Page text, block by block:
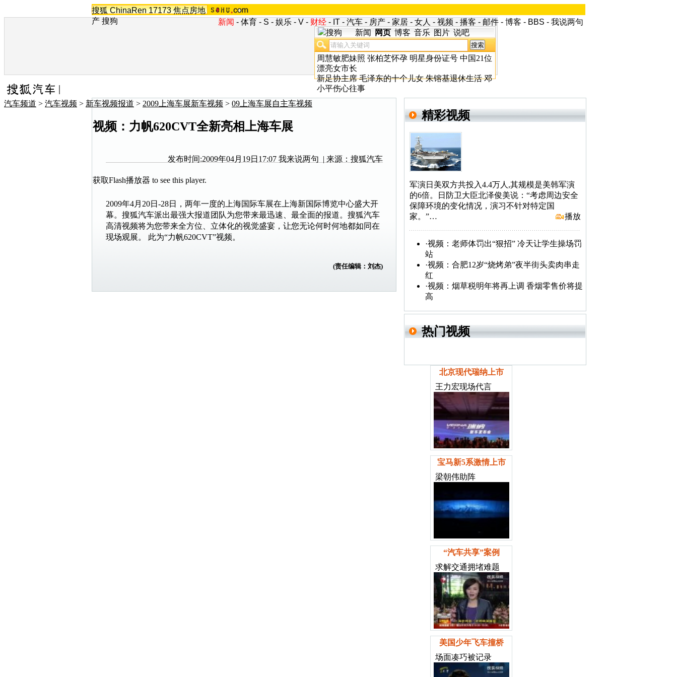
搜狐 ChinaRen 17173 焦点房地
产 搜狗 新闻 - 体育 - S - 娱乐 - V - 财经 - IT - 汽车 - 房产 - 家居 - 女人 - 视频 - 播客 - 邮件 - 博客 - BBS - 我说两句
新闻
网页 博客 音乐 图片 说吧
周慧敏肥妹照 张柏芝怀孕 明星身份证号 中国21位
漂亮女市长
新足协主席 毛泽东的十个儿女 朱镕基退休生活 邓
小平伤心往事
汽车频道 > 汽车视频 > 新车视频报道 > 2009上海车展新车视频 > 09上海车展自主车视频
视频：力帆620CVT全新亮相上海车展
发布时间:2009年04月19日17:07 我来说两句 | 来源：搜狐汽车
获取Flash播放器 to see this player.
2009年4月20日-28日，两年一度的上海国际车展在上海新国际博览中心盛大开
幕。搜狐汽车派出最强大报道团队为您带来最迅速、最全面的报道。搜狐汽车
高清视频将为您带来全方位、立体化的视觉盛宴，让您无论何时何地都如同在
现场观展。 此为“力帆620CVT”视频。
(责任编辑：刘杰)
精彩视频
军演日美双方共投入4.4万人,其规模是美韩军演
的6倍。日防卫大臣北泽俊美说：“考虑周边安全
保障环境的变化情况，演习不针对特定国
家。”…
播放
·视频：老师体罚出“狠招” 冷天让学生操场罚
站
·视频：合肥12岁“烧烤弟”夜半街头卖肉串走
红
·视频：烟草税明年将再上调 香烟零售价将提
高
热门视频
北京现代瑞纳上市
王力宏现场代言
宝马新5系激情上市
梁朝伟助阵
“汽车共享”案例
求解交通拥堵难题
美国少年飞车撞桥
场面凑巧被记录